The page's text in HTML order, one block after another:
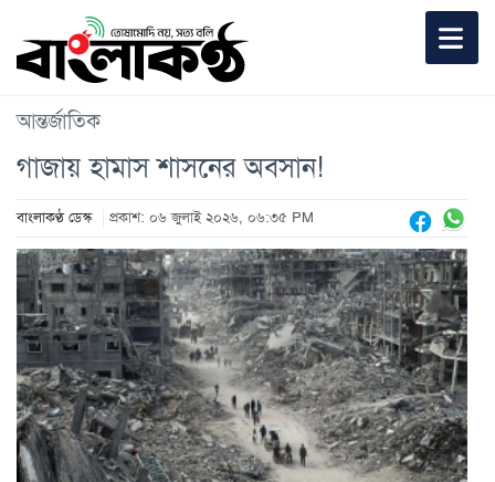
আন্তর্জাতিক
গাজায় হামাস শাসনের অবসান!
বাংলাকণ্ঠ ডেস্ক প্রকাশ: ০৬ জুলাই ২০২৬, ০৬:৩৫ PM